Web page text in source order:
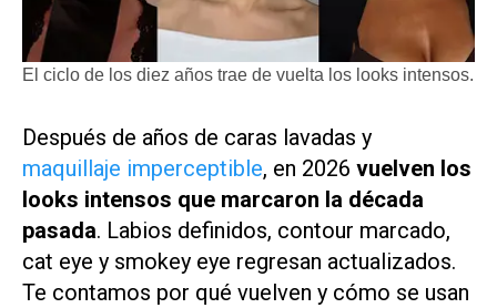
El ciclo de los diez años trae de vuelta los looks intensos.
Después de años de caras lavadas y
maquillaje imperceptible, en 2026 vuelven los
looks intensos que marcaron la década
pasada. Labios definidos, contour marcado,
cat eye y smokey eye regresan actualizados.
Te contamos por qué vuelven y cómo se usan